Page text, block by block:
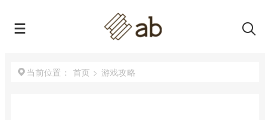
当前位置： 首页 > 游戏攻略